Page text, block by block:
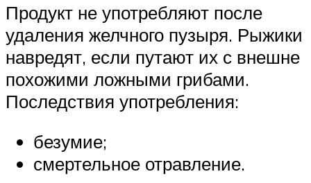
Продукт не употребляют после
удаления желчного пузыря. Рыжики
навредят, если путают их с внешне
похожими ложными грибами.
Последствия употребления:
безумие;
смертельное отравление.